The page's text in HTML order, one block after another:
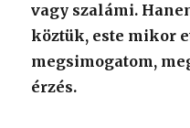
vagy szalámi.
köztük, este mikor
megsimogatom,
érzés.